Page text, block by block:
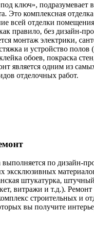
ключ», подразумевает
Это комплексная
всей отделки
правило, без дизайн-
монтаж электрики,
и устройство полов
обоев, покраска
является одним из
отделочных работ.
по дизайн-
эксклюзивных
штукатурка, штучный
витражи и т.д.).
строительных и
вы получите